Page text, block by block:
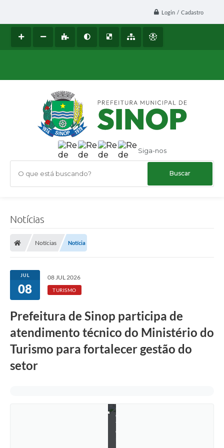
Login / Cadastro
Siga-nos
O que está buscando?
Notícias
Notícias Notícia
JUL
08
08 JUL 2026
TURISMO
Prefeitura de Sinop participa de
atendimento técnico do Ministério do
Turismo para fortalecer gestão do
setor
F
r
e
t
o